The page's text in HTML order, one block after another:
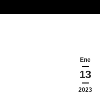
Ene
13
2023